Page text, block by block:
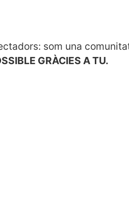
som una
GRÀCIES A TU.